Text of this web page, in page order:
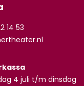
14 53
4 juli t/m dinsdag